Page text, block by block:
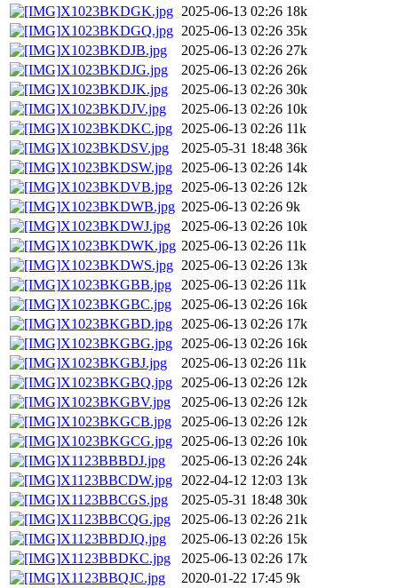
X1023BKDGK.jpg 2025-06-13 02:26 18k
X1023BKDGQ.jpg 2025-06-13 02:26 35k
X1023BKDJB.jpg
2025-06-13 02:26 27k
X1023BKDJG.jpg
2025-06-13 02:26 26k
X1023BKDJK.jpg
2025-06-13 02:26 30k
X1023BKDJV.jpg
2025-06-13 02:26 10k
X1023BKDKC.jpg
2025-06-13 02:26 11k
X1023BKDSV.jpg
2025-05-31 18:48 36k
X1023BKDSW.jpg
2025-06-13 02:26 14k
X1023BKDVB.jpg
2025-06-13 02:26 12k
X1023BKDWB.jpg 2025-06-13 02:26 9k
X1023BKDWJ.jpg
2025-06-13 02:26 10k
X1023BKDWK.jpg 2025-06-13 02:26 11k
X1023BKDWS.jpg 2025-06-13 02:26 13k
X1023BKGBB.jpg
2025-06-13 02:26 11k
X1023BKGBC.jpg
2025-06-13 02:26 16k
X1023BKGBD.jpg
2025-06-13 02:26 17k
X1023BKGBG.jpg
2025-06-13 02:26 16k
X1023BKGBJ.jpg
2025-06-13 02:26 11k
X1023BKGBQ.jpg
2025-06-13 02:26 12k
X1023BKGBV.jpg
2025-06-13 02:26 12k
X1023BKGCB.jpg
2025-06-13 02:26 12k
X1023BKGCG.jpg
2025-06-13 02:26 10k
X1123BBBDJ.jpg
2025-06-13 02:26 24k
X1123BBCDW.jpg
2022-04-12 12:03 13k
X1123BBCGS.jpg
2025-05-31 18:48 30k
X1123BBCQG.jpg
2025-06-13 02:26 21k
X1123BBDJQ.jpg
2025-06-13 02:26 15k
X1123BBDKC.jpg
2025-06-13 02:26 17k
X1123BBQJC.jpg
2020-01-22 17:45 9k